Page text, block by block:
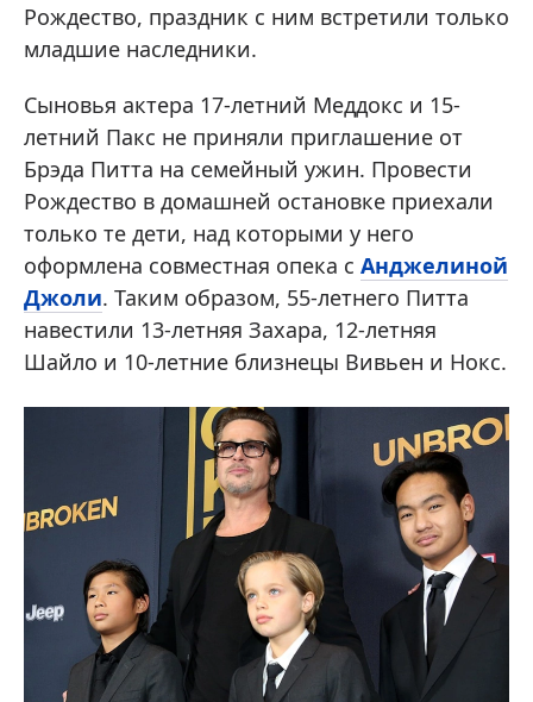
Рождество, праздник с ним встретили только
младшие наследники.
Сыновья актера 17-летний Меддокс и 15-
летний Пакс не приняли приглашение от
Брэда Питта на семейный ужин. Провести
Рождество в домашней остановке приехали
только те дети, над которыми у него
оформлена совместная опека с Анджелиной
Джоли. Таким образом, 55-летнего Питта
навестили 13-летняя Захара, 12-летняя
Шайло и 10-летние близнецы Вивьен и Нокс.